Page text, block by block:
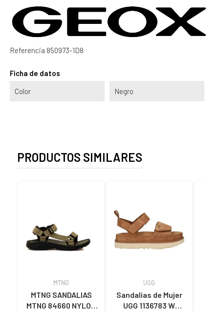
Referencia 850973-1D8
Ficha de datos
Color Negro
PRODUCTOS SIMILARES
MTNG
MTNG SANDALIAS
MTNG 84660 NYLON
UGG
Sandalias de Mujer
UGG 1136783 W